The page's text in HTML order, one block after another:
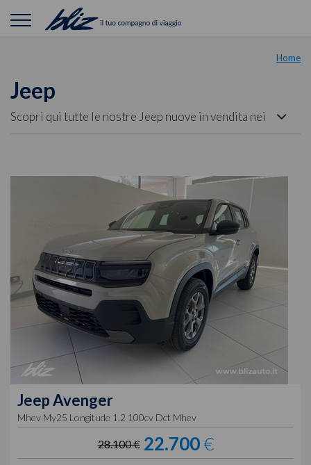
Home
Jeep
Scopri qui tutte le nostre Jeep nuove in vendita nei
nostri showroom. Guarda le schede auto per
descritte con precisione e corredate da foto per
fornirti la migliore garanzia visiva sullo stato di
mantenimento della carrozzeria e degli interni.
JeepAvenger
Mhev My25 Longitude 1.2 100cv Dct Mhev
28.100 € 22.700€